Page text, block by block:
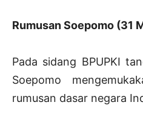
Rumusan Soepomo (31
Pada sidang BPUPKI
Soepomo
rumusan dasar negara